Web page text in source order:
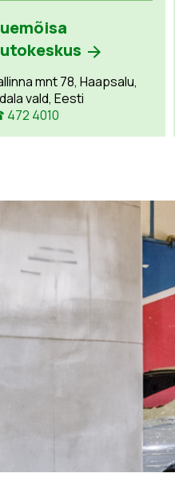
mnt 78, Haapsalu,
vald, Eesti
4010